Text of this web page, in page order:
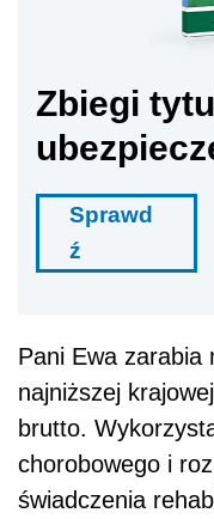
Zbiegi
Sprawd
ź
Pani Ewa zarabia
najniższej
brutto.
chorobowego i
świadczenia